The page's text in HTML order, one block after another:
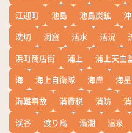
江迎町
池島 池島炭鉱
洗切
洞窟 活水 活況
浜町商店街
浦上 浦上天主
海
海上自衛隊 海岸 海星
海難事故
消費税 消防
渓谷
渡り鳥 渦潮 温泉